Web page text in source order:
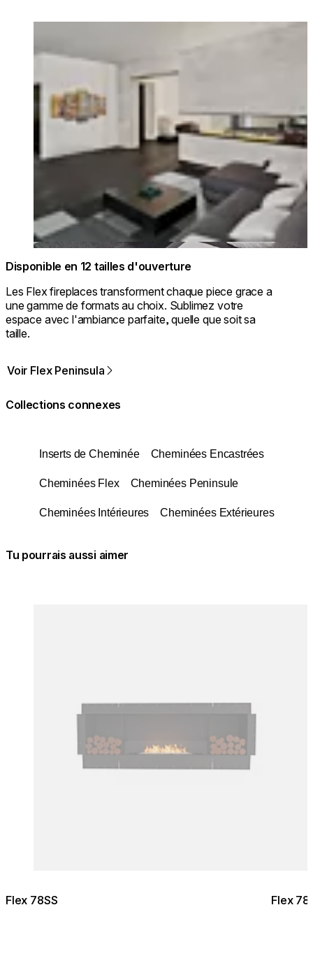
Disponible en 12 tailles d'ouverture
Les Flex fireplaces transforment chaque piece grace a
une gamme de formats au choix. Sublimez votre
espace avec l'ambiance parfaite, quelle que soit sa
taille.
Voir Flex Peninsula
Collections connexes
Inserts de Cheminée Cheminées Encastrées
Cheminées Flex Cheminées Peninsule
Cheminées Intérieures Cheminées Extérieures
Tu pourrais aussi aimer
Flex 78SS Flex